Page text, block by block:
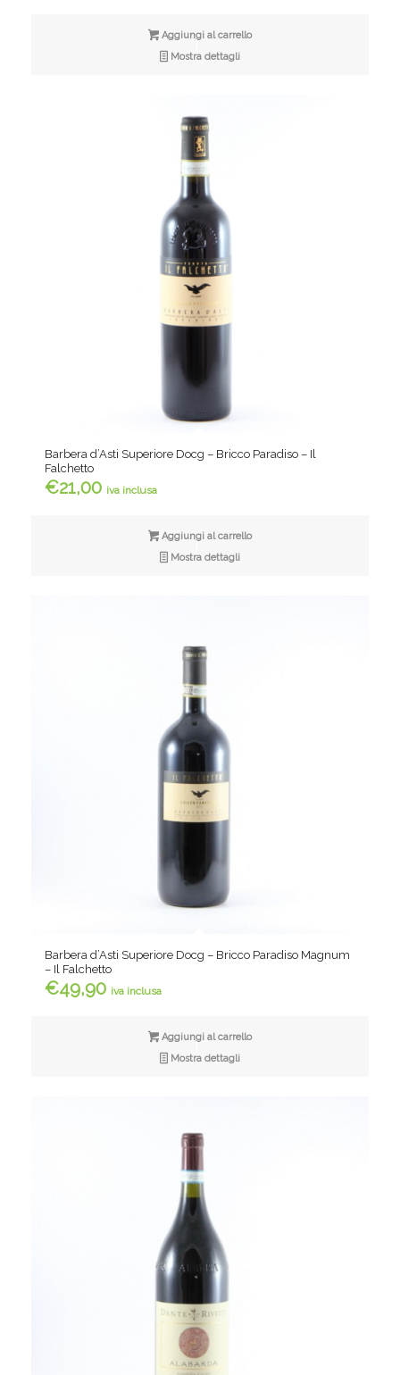
Aggiungi al carrello
Mostra dettagli
Barbera d’Asti Superiore Docg – Bricco Paradiso – Il
Falchetto
€21,00 iva inclusa
Aggiungi al carrello
Mostra dettagli
Barbera d’Asti Superiore Docg – Bricco Paradiso Magnum
– Il Falchetto
€49,90 iva inclusa
Aggiungi al carrello
Mostra dettagli